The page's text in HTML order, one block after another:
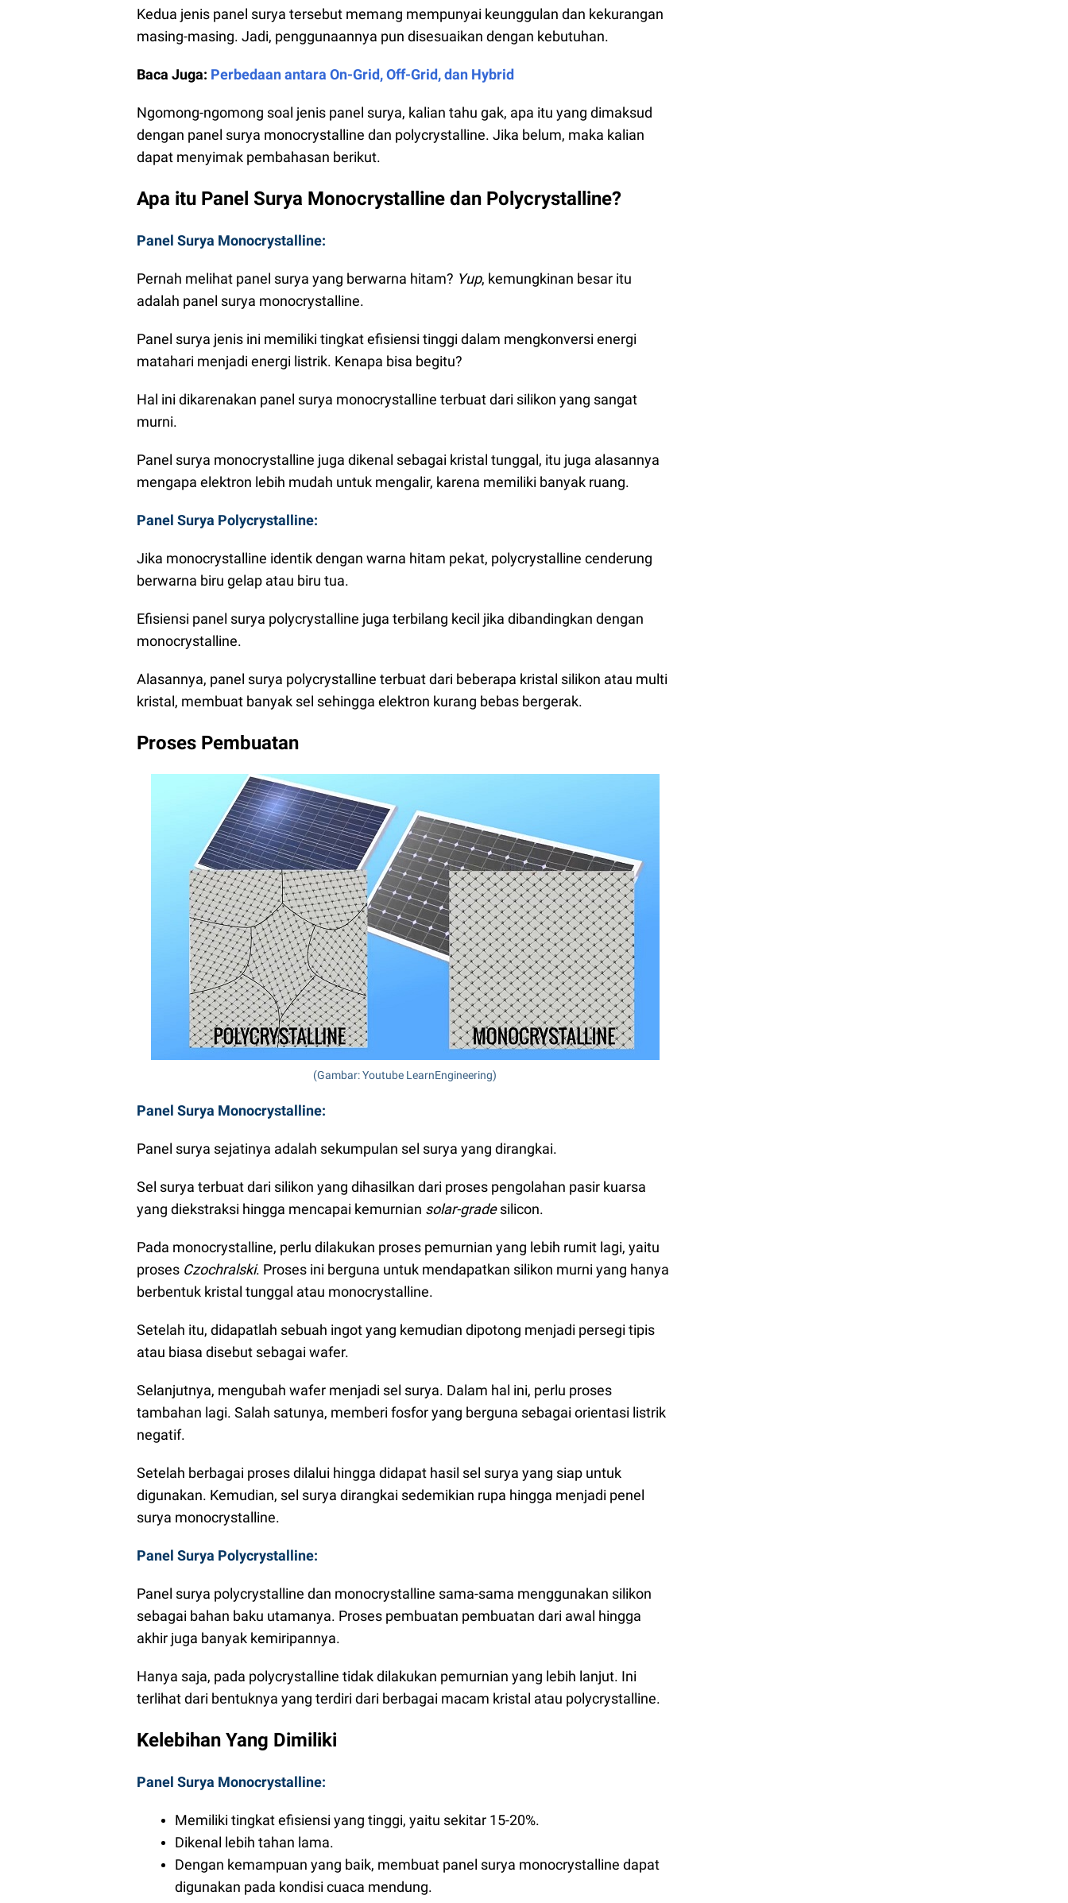
Kedua jenis panel surya tersebut memang mempunyai keunggulan dan kekurangan
masing-masing. Jadi, penggunaannya pun disesuaikan dengan kebutuhan.
Baca Juga: Perbedaan antara On-Grid, Off-Grid, dan Hybrid
Ngomong-ngomong soal jenis panel surya, kalian tahu gak, apa itu yang dimaksud
dengan panel surya monocrystalline dan polycrystalline. Jika belum, maka kalian
dapat menyimak pembahasan berikut.
Apa itu Panel Surya Monocrystalline dan Polycrystalline?
Panel Surya Monocrystalline:
Pernah melihat panel surya yang berwarna hitam? Yup, kemungkinan besar itu
adalah panel surya monocrystalline.
Panel surya jenis ini memiliki tingkat efisiensi tinggi dalam mengkonversi energi
matahari menjadi energi listrik. Kenapa bisa begitu?
Hal ini dikarenakan panel surya monocrystalline terbuat dari silikon yang sangat
murni.
Panel surya monocrystalline juga dikenal sebagai kristal tunggal, itu juga alasannya
mengapa elektron lebih mudah untuk mengalir, karena memiliki banyak ruang.
Panel Surya Polycrystalline:
Jika monocrystalline identik dengan warna hitam pekat, polycrystalline cenderung
berwarna biru gelap atau biru tua.
Efisiensi panel surya polycrystalline juga terbilang kecil jika dibandingkan dengan
monocrystalline.
Alasannya, panel surya polycrystalline terbuat dari beberapa kristal silikon atau multi
kristal, membuat banyak sel sehingga elektron kurang bebas bergerak.
Proses Pembuatan
(Gambar: Youtube LearnEngineering)
Panel Surya Monocrystalline:
Panel surya sejatinya adalah sekumpulan sel surya yang dirangkai.
Sel surya terbuat dari silikon yang dihasilkan dari proses pengolahan pasir kuarsa
yang diekstraksi hingga mencapai kemurnian solar-gradesilicon.
Pada monocrystalline, perlu dilakukan proses pemurnian yang lebih rumit lagi, yaitu
proses Czochralski. Proses ini berguna untuk mendapatkan silikon murni yang hanya
berbentuk kristal tunggal atau monocrystalline.
Setelah itu, didapatlah sebuah ingot yang kemudian dipotong menjadi persegi tipis
atau biasa disebut sebagai wafer.
Selanjutnya, mengubah wafer menjadi sel surya. Dalam hal ini, perlu proses
tambahan lagi. Salah satunya, memberi fosfor yang berguna sebagai orientasi listrik
negatif.
Setelah berbagai proses dilalui hingga didapat hasil sel surya yang siap untuk
digunakan. Kemudian, sel surya dirangkai sedemikian rupa hingga menjadi penel
surya monocrystalline.
Panel Surya Polycrystalline:
Panel surya polycrystalline dan monocrystalline sama-sama menggunakan silikon
sebagai bahan baku utamanya. Proses pembuatan pembuatan dari awal hingga
akhir juga banyak kemiripannya.
Hanya saja, pada polycrystalline tidak dilakukan pemurnian yang lebih lanjut. Ini
terlihat dari bentuknya yang terdiri dari berbagai macam kristal atau polycrystalline.
Kelebihan Yang Dimiliki
Panel Surya Monocrystalline:
Memiliki tingkat efisiensi yang tinggi, yaitu sekitar 15-20%.
Dikenal lebih tahan lama.
Dengan kemampuan yang baik, membuat panel surya monocrystalline dapat
digunakan pada kondisi cuaca mendung.